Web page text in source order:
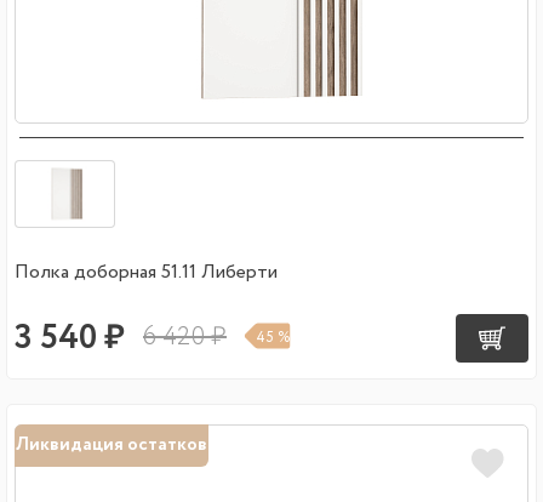
Полка доборная 51.11 Либерти
3 540 ₽ 6 420 ₽ 45 %
Ликвидация остатков